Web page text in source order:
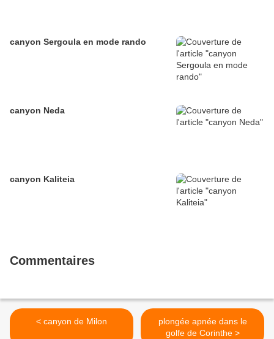
canyon Sergoula en mode rando
canyon Neda
canyon Kaliteia
Commentaires
< canyon de Milon
plongée apnée dans le
golfe de Corinthe >